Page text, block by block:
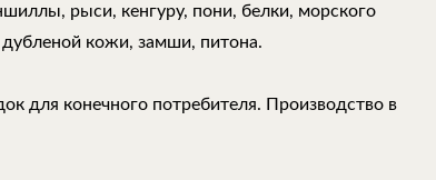
рыси, кенгуру, пони, белки, морского
кожи, замши, питона.
для конечного потребителя. Производство в